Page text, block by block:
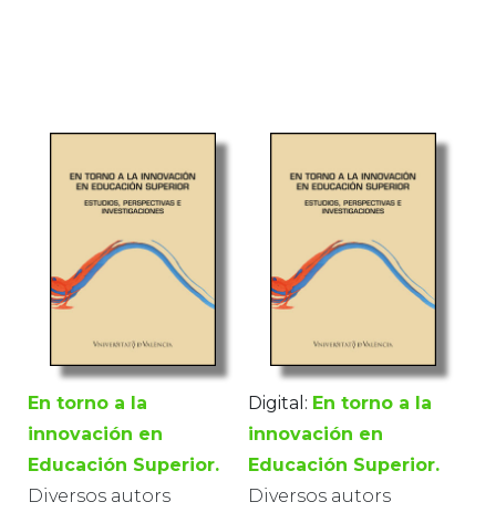
En torno a la
innovación en
Educación Superior.
Diversos autors
Digital: En torno a la
innovación en
Educación Superior.
Diversos autors